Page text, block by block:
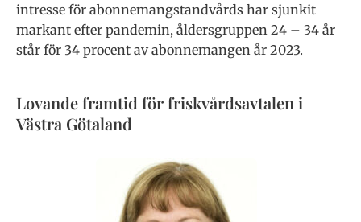
intresse för abonnemangstandvårds har sjunkit
markant efter pandemin, åldersgruppen 24 – 34 år
står för 34 procent av abonnemangen år 2023.
Lovande framtid för friskvårdsavtalen i
Västra Götaland